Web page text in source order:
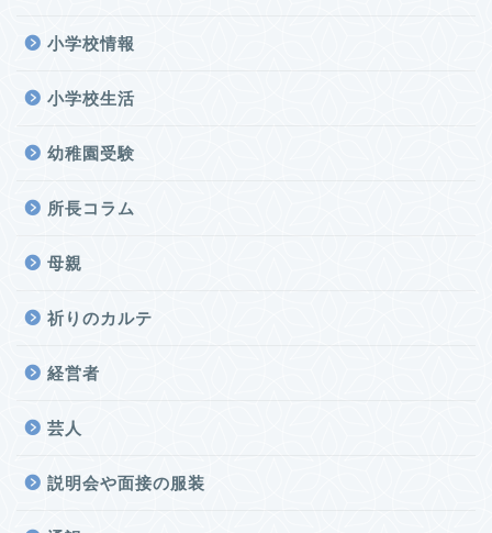
小学校情報
小学校生活
幼稚園受験
所長コラム
母親
祈りのカルテ
経営者
芸人
説明会や面接の服装